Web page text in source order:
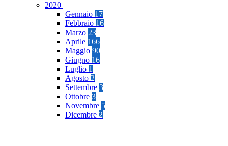
2020
Gennaio 17
Febbraio 16
Marzo 23
Aprile 166
Maggio 90
Giugno 16
Luglio 1
Agosto 2
Settembre 3
Ottobre 3
Novembre 5
Dicembre 2